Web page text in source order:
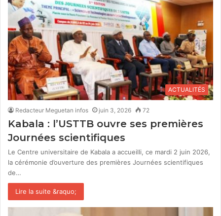
ACTUALITÉS
Redacteur Meguetan infos juin 3, 2026 72
Kabala : l’USTTB ouvre ses premières
Journées scientifiques
Le Centre universitaire de Kabala a accueilli, ce mardi 2 juin 2026,
la cérémonie d’ouverture des premières Journées scientifiques
de…
Lire la suite &raquo;